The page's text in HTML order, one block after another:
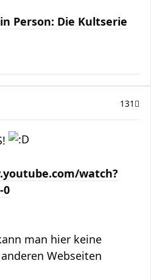
Person: Die Kultserie
131
watch?
0
man hier keine
Webseiten